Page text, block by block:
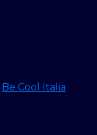
Be Cool Italia